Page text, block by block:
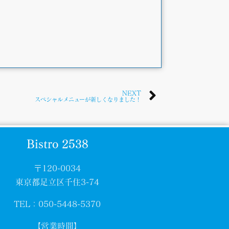
NEXT
スペシャルメニューが新しくなりました！
Bistro 2538
〒120-0034
東京都足立区千住3-74
TEL：050-5448-5370
【営業時間】